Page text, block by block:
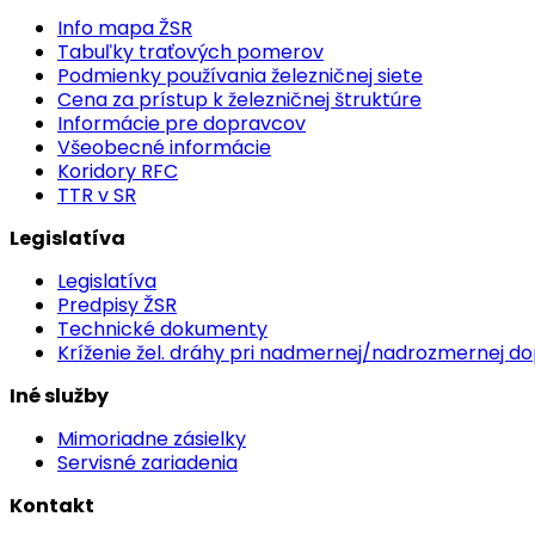
Info mapa ŽSR
Tabuľky traťových pomerov
Podmienky používania železničnej siete
Cena za prístup k železničnej štruktúre
Informácie pre dopravcov
Všeobecné informácie
Koridory RFC
TTR v SR
Legislatíva
Legislatíva
Predpisy ŽSR
Technické dokumenty
Kríženie žel. dráhy pri nadmernej/nadrozmernej
Iné služby
Mimoriadne zásielky
Servisné zariadenia
Kontakt